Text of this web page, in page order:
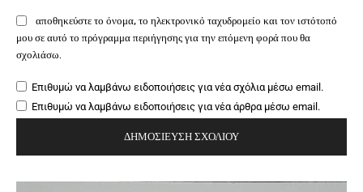
αποθηκεύστε το όνομα, το ηλεκτρονικό ταχυδρομείο και τον ιστότοπό
μου σε αυτό το πρόγραμμα περιήγησης για την επόμενη φορά που θα
σχολιάσω.
Επιθυμώ να λαμβάνω ειδοποιήσεις για νέα σχόλια μέσω email.
Επιθυμώ να λαμβάνω ειδοποιήσεις για νέα άρθρα μέσω email.